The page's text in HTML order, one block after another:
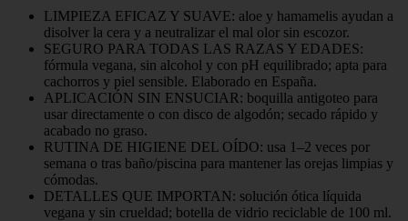
LIMPIEZA EFICAZ Y SUAVE: aloe y hamamelis ayudan a
disolver la cera y a neutralizar el mal olor sin escozor.
SEGURO PARA TODAS LAS RAZAS Y EDADES:
fórmula vegana, sin alcohol y con pH equilibrado; apta para
cachorros y piel sensible. Elaborado en España.
APLICACIÓN SIN ENSUCIAR: boquilla antigoteo para
usar directamente o con disco de algodón; secado rápido y
acabado no graso.
RUTINA DE HIGIENE DEL OÍDO: usa 1–2 veces por
semana o tras baño/piscina para mantener las orejas limpias y
cómodas.
DETALLES QUE IMPORTAN: solución ótica líquida
vegana y sin crueldad; botella de vidrio reciclable de 100 ml.